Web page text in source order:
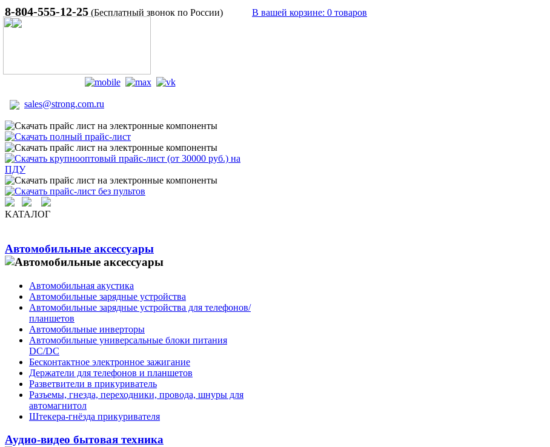
8-804-555-12-25 (Бесплатный звонок по России) В вашей корзине: 0 товаров
sales@strong.com.ru
KATAЛОГ
Автомобильные аксессуары
Автомобильная акустика
Автомобильные зарядные устройства
Автомобильные зарядные устройства для телефонов/
планшетов
Автомобильные инверторы
Автомобильные универсальные блоки питания
DC/DC
Бесконтактное электронное зажигание
Держатели для телефонов и планшетов
Разветвители в прикуриватель
Разъемы, гнезда, переходники, провода, шнуры для
автомагнитол
Штекера-гнёзда прикуривателя
Аудио-видео бытовая техника